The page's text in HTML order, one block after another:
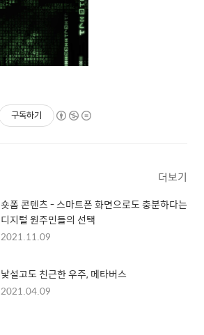
구독하기
더보기
숏폼 콘텐츠 - 스마트폰 화면으로도 충분하다는
디지털 원주민들의 선택
2021.11.09
낯설고도 친근한 우주, 메타버스
2021.04.09